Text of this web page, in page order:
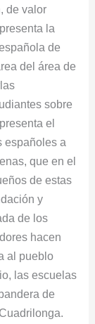
de valor
la
de
del área de
sobre
el
españoles a
que en el
de estas
y
de los
hacen
al pueblo
las escuelas
de